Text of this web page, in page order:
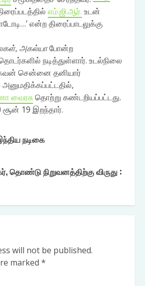
எம்.ஜி.ஆர். உடன்
என்ற திரைப்பாடலுக்கு
, அகல்யாபோன்ற
நடித்துள்ளார். உடல்நிலை
சென்னை தனியார்
வைரசுதொற்று கண்டறியப்பட்டது.
சூன் 19 இறந்தார்.
நடிகை
தொண்டு நிறுவனத்திற்கு விருது :
will not be published.
marked *